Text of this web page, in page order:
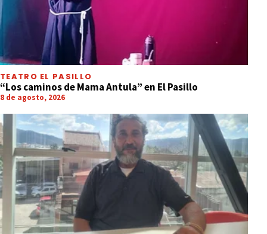
TEATRO EL PASILLO
“Los caminos de Mama Antula” en El Pasillo
8 de agosto, 2026